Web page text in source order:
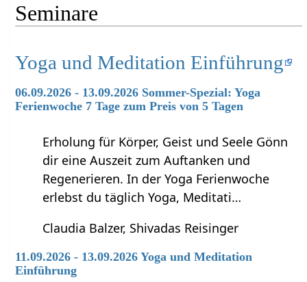
Seminare
Yoga und Meditation Einführung
06.09.2026 - 13.09.2026 Sommer-Spezial: Yoga
Ferienwoche 7 Tage zum Preis von 5 Tagen
Erholung für Körper, Geist und Seele Gönn
dir eine Auszeit zum Auftanken und
Regenerieren. In der Yoga Ferienwoche
erlebst du täglich Yoga, Meditati…
Claudia Balzer, Shivadas Reisinger
11.09.2026 - 13.09.2026 Yoga und Meditation
Einführung